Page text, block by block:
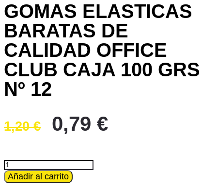
GOMAS ELASTICAS
BARATAS DE
CALIDAD OFFICE
CLUB CAJA 100 GRS
Nº 12
1,20€
El
precio
era:
1,20 €.
0,79 €El
GOMAS
ELASTICAS
BARATAS
Añadir al carrito